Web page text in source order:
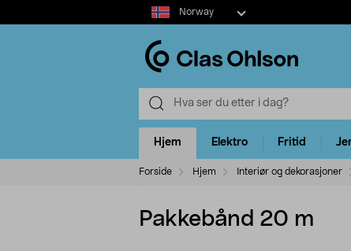
Select
market
Norway
Hjem Elektro Fritid
Forside Hjem Interiør og dekorasjoner
Pakkebånd 20 m